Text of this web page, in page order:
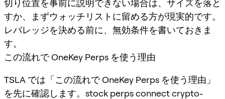
切り位置を事前に説明できない場合は、サイズを落と
すか、まずウォッチリストに留める方が現実的です。
レバレッジを決める前に、無効条件を書いておきま
す。
この流れで OneKey Perps を使う理由
TSLA では「この流れで OneKey Perps を使う理由」
を先に確認します。stock perps connect crypto-